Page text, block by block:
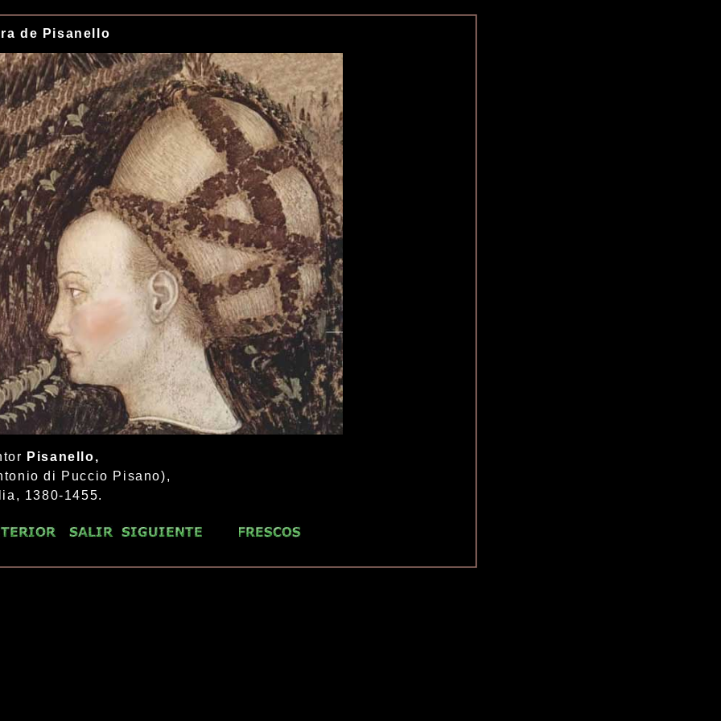
de Pisanello
Pisanello,
di Puccio Pisano),
1380-1455.